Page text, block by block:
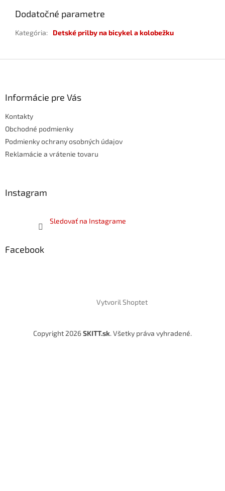
Dodatočné parametre
Kategória: Detské prilby na bicykel a kolobežku
Informácie pre Vás
Kontakty
Obchodné podmienky
Podmienky ochrany osobných údajov
Reklamácie a vrátenie tovaru
Instagram
Sledovať na Instagrame
Facebook
Vytvoril Shoptet
Copyright 2026SKITT.sk. Všetky práva vyhradené.